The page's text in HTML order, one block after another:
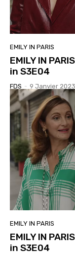
EMILY IN PARIS
EMILY IN
in S3E04
FDS - 9 Janvier 2023
EMILY IN PARIS
EMILY IN
in S3E04